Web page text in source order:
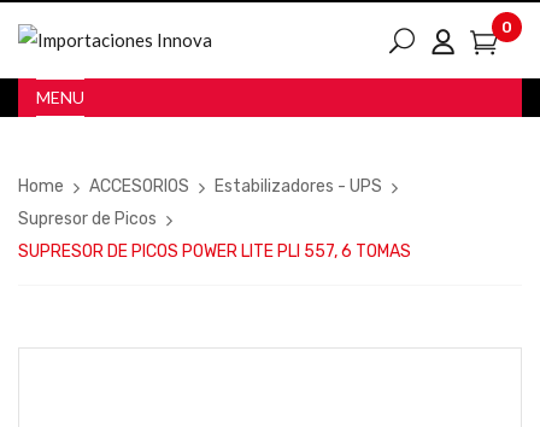
0
MENU
Home ACCESORIOS
Estabilizadores - UPS
Supresor de Picos
SUPRESOR DE PICOS POWER LITE PLI 557, 6 TOMAS